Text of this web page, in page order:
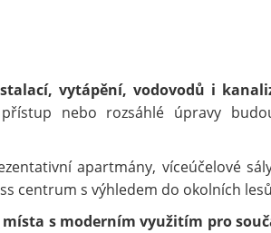
vytápění, vodovodů i
nebo rozsáhlé úpravy
apartmány, víceúčelové
centrum s výhledem do okolních
s moderním využitím pro